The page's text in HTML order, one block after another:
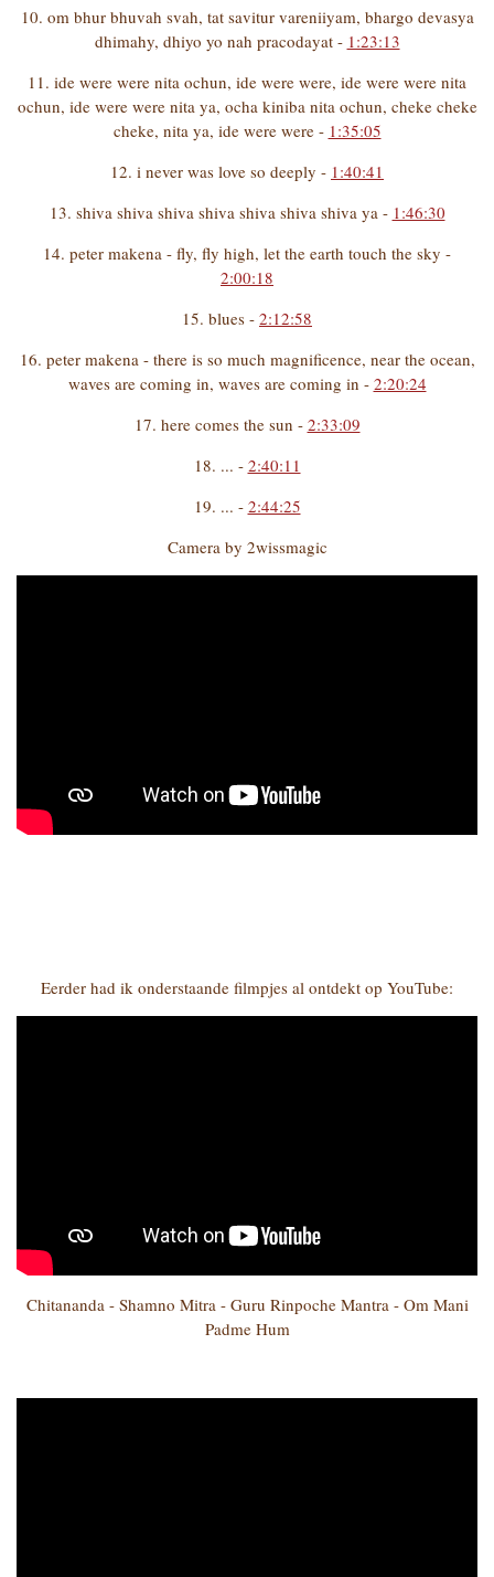
10. om bhur bhuvah svah, tat savitur vareniiyam, bhargo devasya
dhimahy, dhiyo yo nah pracodayat - 1:23:13
11. ide were were nita ochun, ide were were, ide were were nita
ochun, ide were were nita ya, ocha kiniba nita ochun, cheke cheke
cheke, nita ya, ide were were - 1:35:05
12. i never was love so deeply - 1:40:41
13. shiva shiva shiva shiva shiva shiva shiva ya - 1:46:30
14. peter makena - fly, fly high, let the earth touch the sky -
2:00:18
15. blues - 2:12:58
16. peter makena - there is so much magnificence, near the ocean,
waves are coming in, waves are coming in - 2:20:24
17. here comes the sun - 2:33:09
18. ... - 2:40:11
19. ... - 2:44:25
Camera by 2wissmagic
Eerder had ik onderstaande filmpjes al ontdekt op YouTube:
Chitananda - Shamno Mitra - Guru Rinpoche Mantra - Om Mani
Padme Hum